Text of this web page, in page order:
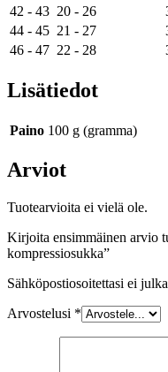
42 - 43 20 - 26
44 - 45 21 - 27
46 - 47 22 - 28
Lisätiedot
Paino 100 g (gramma)
Arviot
Tuotearvioita ei vielä ole.
Kirjoita ensimmäinen arvio
kompressiosukka”
Sähköpostiosoitettasi ei
Arvostelusi *